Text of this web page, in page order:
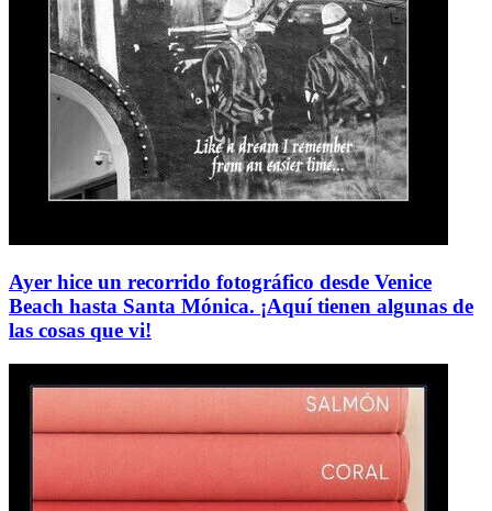
Ayer hice un recorrido fotográfico desde Venice
Beach hasta Santa Mónica. ¡Aquí tienen algunas de
las cosas que vi!